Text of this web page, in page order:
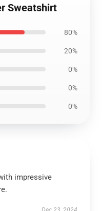
Sweatshirt
80%
20%
0%
0%
0%
impressive